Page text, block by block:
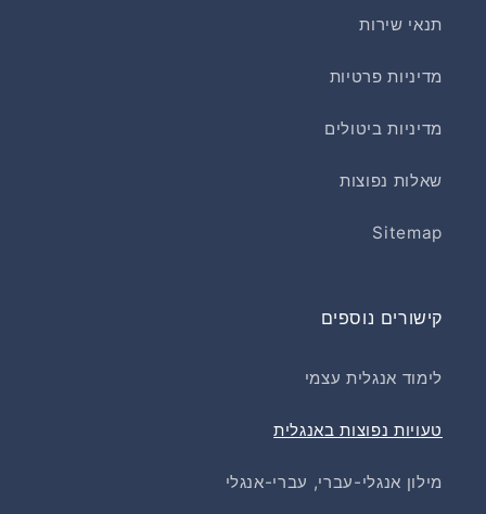
תנאי שירות
מדיניות פרטיות
מדיניות ביטולים
שאלות נפוצות
Sitemap
קישורים נוספים
לימוד אנגלית עצמי
טעויות נפוצות באנגלית
מילון אנגלי-עברי, עברי-אנגלי